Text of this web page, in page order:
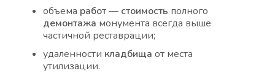
объема работ— стоимость полного
демонтажа монумента всегда выше
частичной реставрации;
удаленности кладбища от места
утилизации.